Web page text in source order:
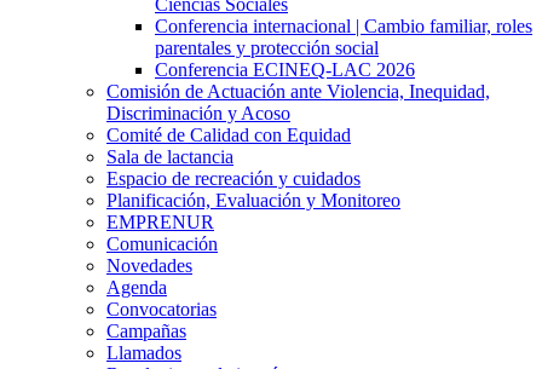
Conferencia internacional | Cambio familiar, roles
parentales y protección social
Conferencia ECINEQ-LAC 2026
Comisión de Actuación ante Violencia, Inequidad,
Discriminación y Acoso
Comité de Calidad con Equidad
Sala de lactancia
Espacio de recreación y cuidados
Planificación, Evaluación y Monitoreo
EMPRENUR
Comunicación
Novedades
Agenda
Convocatorias
Campañas
Llamados